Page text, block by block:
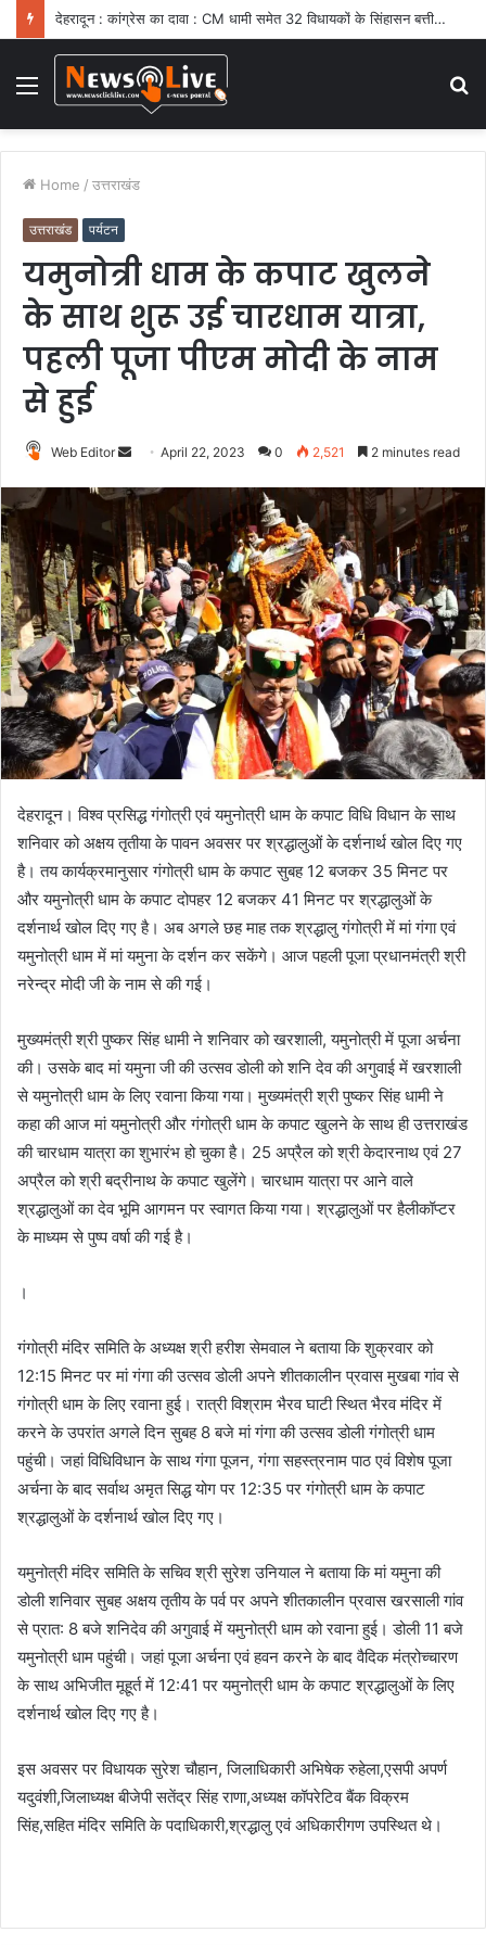
देहरादून : कांग्रेस का दावा : CM धामी समेत 32 विधायकों के सिंहासन बत्तीसी पर संकट
Menu
Home / उत्तराखंड
उत्तराखंड पर्यटन
यमुनोत्री धाम के कपाट खुलने
के साथ शुरू उई चारधाम यात्रा,
पहली पूजा पीएम मोदी के नाम
से हुई
Web Editor
n
d
a
n
e
m
a
i
l
April 22, 2023 0 2,521 2 minutes read
देहरादून। विश्व प्रसिद्ध गंगोत्री एवं यमुनोत्री धाम के कपाट विधि विधान के साथ
शनिवार को अक्षय तृतीया के पावन अवसर पर श्रद्धालुओं के दर्शनार्थ खोल दिए गए
है। तय कार्यक्रमानुसार गंगोत्री धाम के कपाट सुबह 12 बजकर 35 मिनट पर
और यमुनोत्री धाम के कपाट दोपहर 12 बजकर 41 मिनट पर श्रद्धालुओं के
दर्शनार्थ खोल दिए गए है। अब अगले छह माह तक श्रद्धालु गंगोत्री में मां गंगा एवं
यमुनोत्री धाम में मां यमुना के दर्शन कर सकेंगे। आज पहली पूजा प्रधानमंत्री श्री
नरेन्द्र मोदी जी के नाम से की गई।
मुख्यमंत्री श्री पुष्कर सिंह धामी ने शनिवार को खरशाली, यमुनोत्री में पूजा अर्चना
की। उसके बाद मां यमुना जी की उत्सव डोली को शनि देव की अगुवाई में खरशाली
से यमुनोत्री धाम के लिए रवाना किया गया। मुख्यमंत्री श्री पुष्कर सिंह धामी ने
कहा की आज मां यमुनोत्री और गंगोत्री धाम के कपाट खुलने के साथ ही उत्तराखंड
की चारधाम यात्रा का शुभारंभ हो चुका है। 25 अप्रैल को श्री केदारनाथ एवं 27
अप्रैल को श्री बद्रीनाथ के कपाट खुलेंगे। चारधाम यात्रा पर आने वाले
श्रद्धालुओं का देव भूमि आगमन पर स्वागत किया गया। श्रद्धालुओं पर हैलीकॉप्टर
के माध्यम से पुष्प वर्षा की गई है।
।
गंगोत्री मंदिर समिति के अध्यक्ष श्री हरीश सेमवाल ने बताया कि शुक्रवार को
12:15 मिनट पर मां गंगा की उत्सव डोली अपने शीतकालीन प्रवास मुखबा गांव से
गंगोत्री धाम के लिए रवाना हुई। रात्री विश्राम भैरव घाटी स्थित भैरव मंदिर में
करने के उपरांत अगले दिन सुबह 8 बजे मां गंगा की उत्सव डोली गंगोत्री धाम
पहुंची। जहां विधिविधान के साथ गंगा पूजन, गंगा सहस्त्रनाम पाठ एवं विशेष पूजा
अर्चना के बाद सर्वाथ अमृत सिद्ध योग पर 12:35 पर गंगोत्री धाम के कपाट
श्रद्धालुओं के दर्शनार्थ खोल दिए गए।
यमुनोत्री मंदिर समिति के सचिव श्री सुरेश उनियाल ने बताया कि मां यमुना की
डोली शनिवार सुबह अक्षय तृतीय के पर्व पर अपने शीतकालीन प्रवास खरसाली गांव
से प्रात: 8 बजे शनिदेव की अगुवाई में यमुनोत्री धाम को रवाना हुई। डोली 11 बजे
यमुनोत्री धाम पहुंची। जहां पूजा अर्चना एवं हवन करने के बाद वैदिक मंत्रोच्चारण
के साथ अभिजीत मूहूर्त में 12:41 पर यमुनोत्री धाम के कपाट श्रद्धालुओं के लिए
दर्शनार्थ खोल दिए गए है।
इस अवसर पर विधायक सुरेश चौहान, जिलाधिकारी अभिषेक रुहेला,एसपी अपर्ण
यदुवंशी,जिलाध्यक्ष बीजेपी सतेंद्र सिंह राणा,अध्यक्ष कॉपरेटिव बैंक विक्रम
सिंह,सहित मंदिर समिति के पदाधिकारी,श्रद्धालु एवं अधिकारीगण उपस्थित थे।